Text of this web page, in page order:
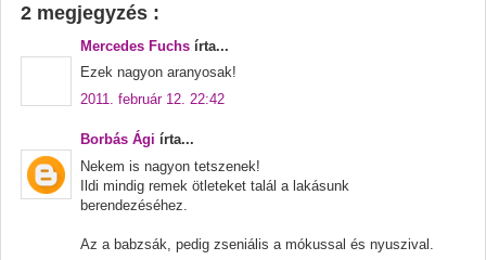
2 megjegyzés :
Mercedes Fuchs írta...
Ezek nagyon aranyosak!
2011. február 12. 22:42
Borbás Ági írta...
Nekem is nagyon tetszenek!
Ildi mindig remek ötleteket talál a lakásunk
berendezéséhez.
Az a babzsák, pedig zseniális a mókussal és nyuszival.